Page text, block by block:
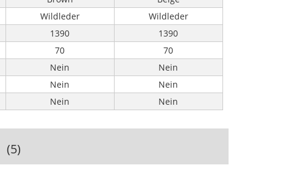
Wildleder
Wildleder
1390
1390
70
70
Nein
Nein
Nein
Nein
Nein Nein
(5)